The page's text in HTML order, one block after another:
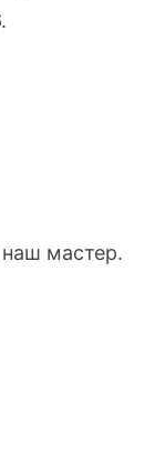
.
мастер.